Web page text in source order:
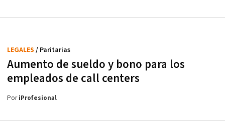
Aumento de sueldo y bono para los
empleados de call centers
LEGALES / Paritarias
PoriProfesional